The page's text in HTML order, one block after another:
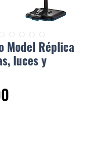
Model Réplica
luces y